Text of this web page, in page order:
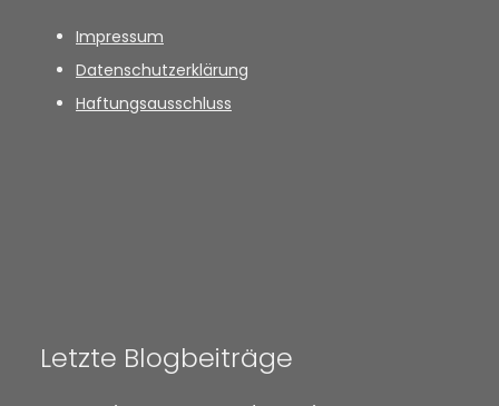
Impressum
Datenschutzerklärung
Haftungsausschluss
Letzte Blogbeiträge